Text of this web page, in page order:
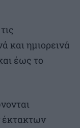
και ημιορεινά
έως το
έκτακτων